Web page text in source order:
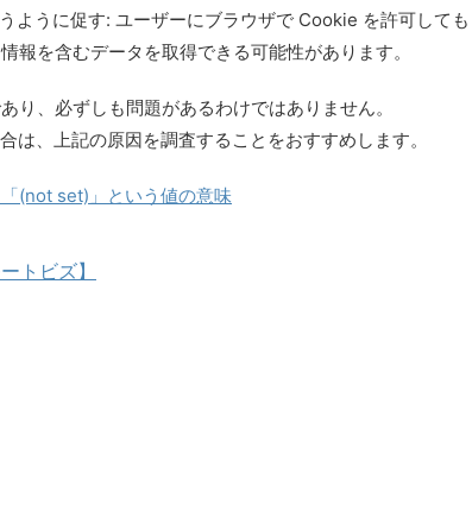
ように促す: ユーザーにブラウザで Cookie を許可しても
報を含むデータを取得できる可能性があります。
り、必ずしも問題があるわけではありません。
は、上記の原因を調査することをおすすめします。
(not set)」という値の意味
トビズ】